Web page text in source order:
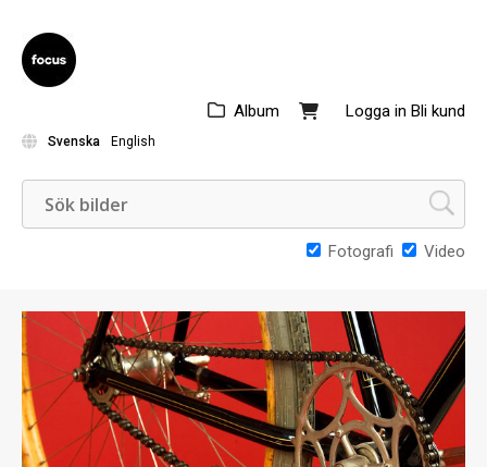
Logga in Bli kund
Album
Svenska English
Fotografi Video